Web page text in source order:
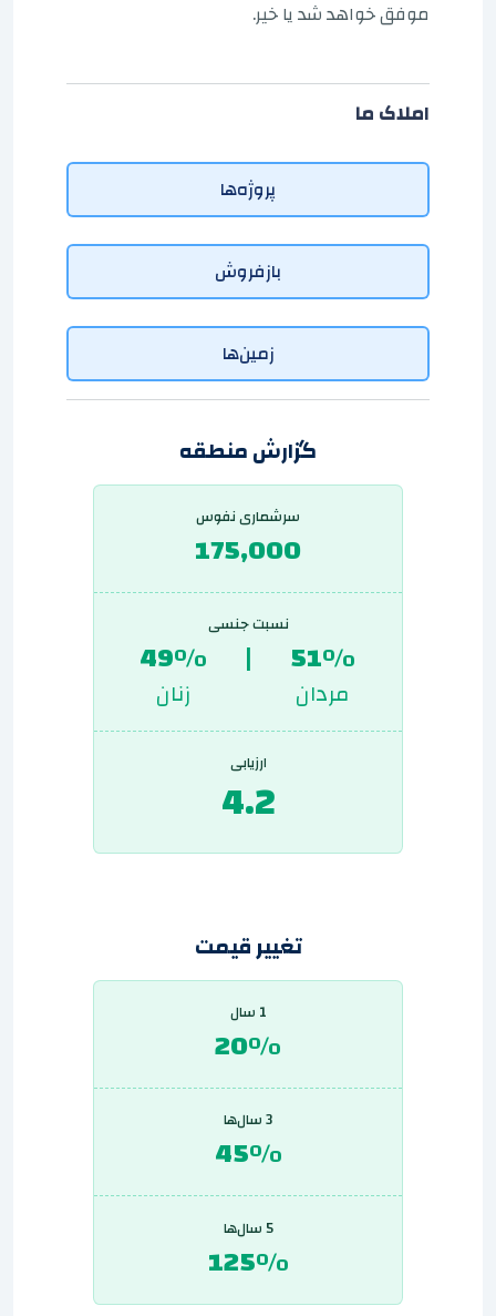
موفق خواهد شد یا خیر.
املاک ما
پروژه‌ها
بازفروش
زمین‌ها
گزارش منطقه
سرشماری نفوس
175,000
نسبت جنسی
51%
مردان
|
49%
زنان
ارزیابی
4.2
تغییر قیمت
1 سال
20%
3 سال‌ها
45%
5 سال‌ها
125%